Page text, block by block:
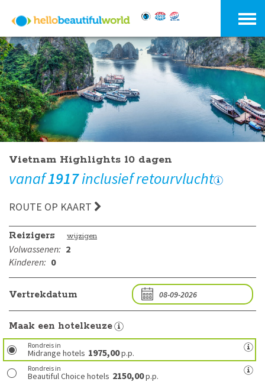
Vietnam Highlights 10 dagen
vanaf1917inclusief retourvlucht
ROUTE OP KAART
Reizigers wijzigen
Volwassenen: 2
Kinderen: 0
Vertrekdatum
Maak een hotelkeuze
Rondreis in
Midrange hotels 1975,00p.p.
Rondreis in
Beautiful Choice hotels 2150,00p.p.